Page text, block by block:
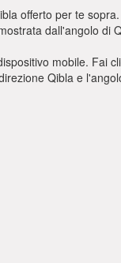
offerto per te
dall'angolo di
mobile. Fai
Qibla e